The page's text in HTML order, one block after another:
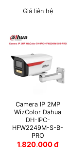
Giá liên hệ
Camera IP 2MP
WizColor Dahua
DH-IPC-
HFW2249M-S-B-
PRO
1,820,000₫